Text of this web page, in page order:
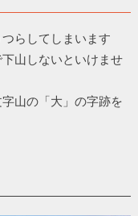
らしてしまいます
山しないといけませ
山の「大」の字跡を